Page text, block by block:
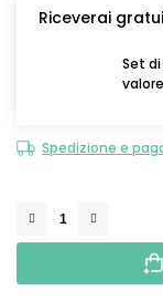
Riceverai
Set
Spedizione e